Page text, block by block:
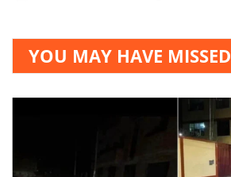
YOU MAY HAVE MISSED